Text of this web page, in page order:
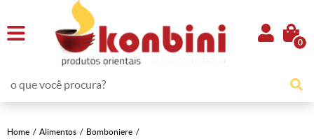
0
Home Alimentos
Bomboniere